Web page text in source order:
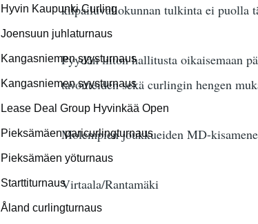
Hyvin Kaupunki Curling
Joensuun juhlaturnaus
Kangasniemen syysturnaus
Kangasniemen syysturnaus
Lease Deal Group Hyvinkää Open
Pieksämäen paricurlingturnaus
Pieksämäen yöturnaus
Starttiturnaus
Åland curlingturnaus
kilpailuvaliokunnan tulkinta ei puolla
Pyydän liiton hallitusta oikaisemaan
tavoitteiden sekä curlingin hengen
Molempien joukkueiden MD-
Virtaala/Rantamäki